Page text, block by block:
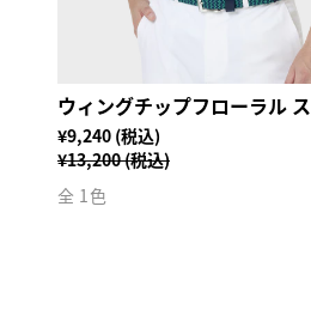
¥13,200 (税込)
¥9,240 (税込)
全 1色